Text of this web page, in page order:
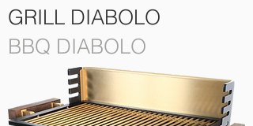
GRILL DIABOLO
BBQ DIABOLO